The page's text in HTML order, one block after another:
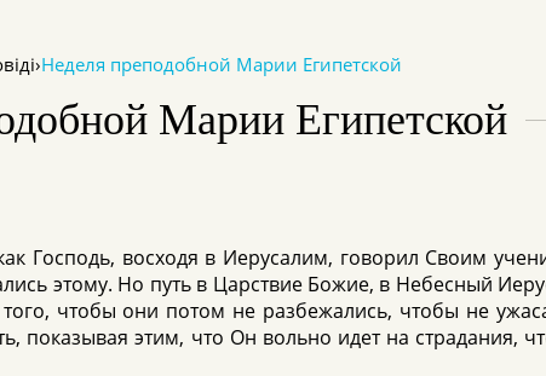
›Неделя преподобной Марии Египетской
Марии Египетской
Господь, восходя в Иерусалим, говорил Своим
этому. Но путь в Царствие Божие, в Небесный
чтобы они потом не разбежались, чтобы не
показывая этим, что Он вольно идет на страдания,